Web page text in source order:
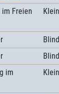
Freien
im